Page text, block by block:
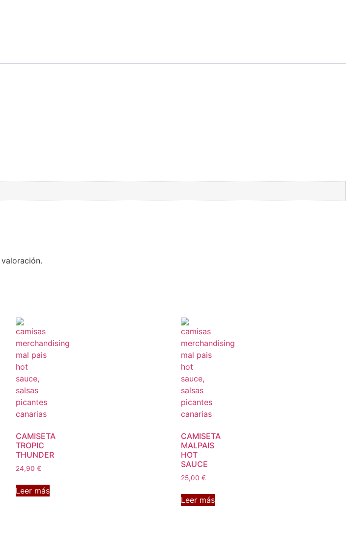
CAMISETA
TROPIC
THUNDER
24,90 €
Leer más
CAMISETA
MALPAIS
HOT
SAUCE
25,00 €
Leer más